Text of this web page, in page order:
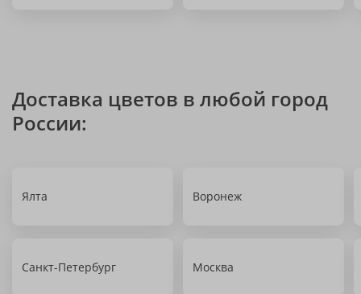
Доставка цветов в любой город
России:
Ялта Воронеж
Санкт-Петербург Москва